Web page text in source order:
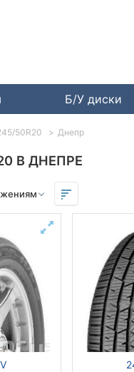
Б/У диски
В ДНЕПРЕ
50R20 Днепр